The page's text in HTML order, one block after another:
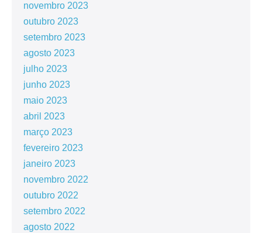
novembro 2023
outubro 2023
setembro 2023
agosto 2023
julho 2023
junho 2023
maio 2023
abril 2023
março 2023
fevereiro 2023
janeiro 2023
novembro 2022
outubro 2022
setembro 2022
agosto 2022